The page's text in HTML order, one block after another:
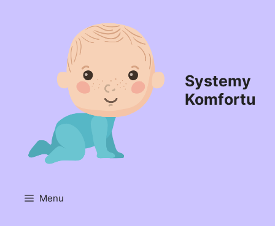
Systemy
Komfortu
Menu